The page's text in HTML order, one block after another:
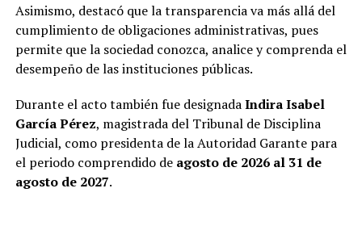
Asimismo, destacó que la transparencia va más allá del
cumplimiento de obligaciones administrativas, pues
permite que la sociedad conozca, analice y comprenda el
desempeño de las instituciones públicas.
Durante el acto también fue designadaIndira Isabel
García Pérez, magistrada del Tribunal de Disciplina
Judicial, como presidenta de la Autoridad Garante para
el periodo comprendido de agosto de 2026 al 31 de
agosto de 2027.